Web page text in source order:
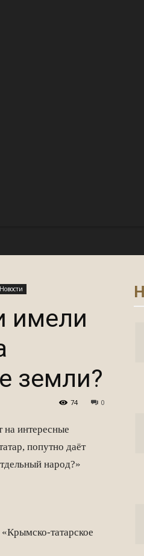
Новости
имели
земли?
0
74
на интересные
попутно даёт
народ?»
татарское